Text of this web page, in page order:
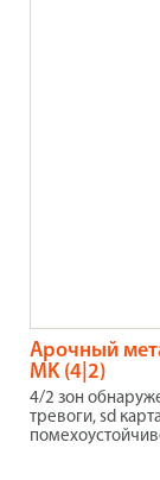
Арочный
MK (4|2)
4/2 зон
тревоги, sd